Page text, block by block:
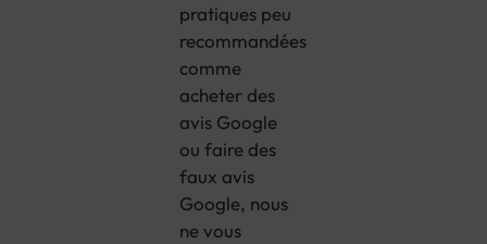
pratiques peu
recommandées
comme
acheter des
avis Google
ou faire des
faux avis
Google, nous
ne vous